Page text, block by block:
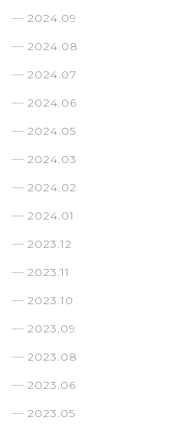
2024.09
2024.08
2024.07
2024.06
2024.05
2024.03
2024.02
2024.01
2023.12
2023.11
2023.10
2023.09
2023.08
2023.06
2023.05